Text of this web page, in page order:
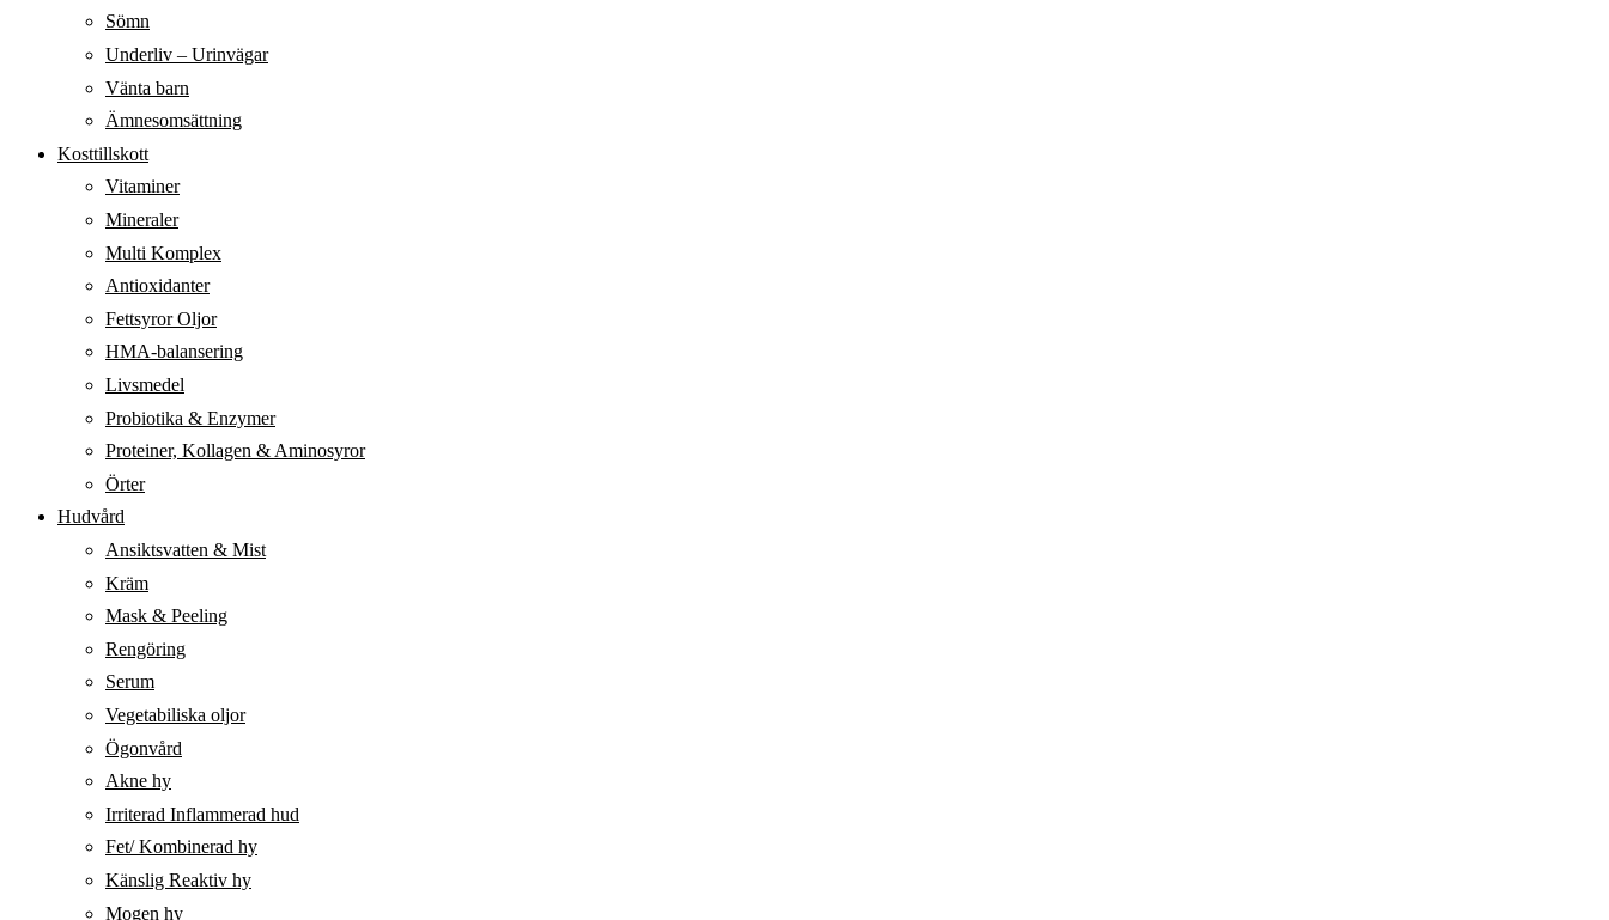
Sömn
Underliv – Urinvägar
Vänta barn
Ämnesomsättning
Kosttillskott
Vitaminer
Mineraler
Multi Komplex
Antioxidanter
Fettsyror Oljor
HMA-balansering
Livsmedel
Probiotika & Enzymer
Proteiner, Kollagen & Aminosyror
Örter
Hudvård
Ansiktsvatten & Mist
Kräm
Mask & Peeling
Rengöring
Serum
Vegetabiliska oljor
Ögonvård
Akne hy
Irriterad Inflammerad hud
Fet/ Kombinerad hy
Känslig Reaktiv hy
Mogen hy